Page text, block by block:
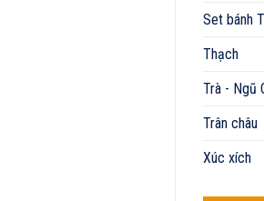
Set bánh
Thạch
Trà - Ngũ
Trân châu
Xúc xích